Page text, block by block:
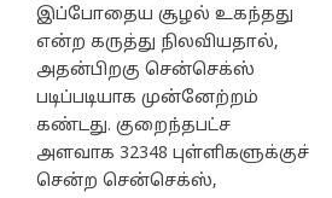
இப்போதைய சூழல் உகந்தது
என்ற கருத்து நிலவியதால்,
அதன்பிறகு சென்செக்ஸ்
படிப்படியாக முன்னேற்றம்
கண்டது. குறைந்தபட்ச
அளவாக 32348 புள்ளிகளுக்குச்
சென்ற சென்செக்ஸ்,